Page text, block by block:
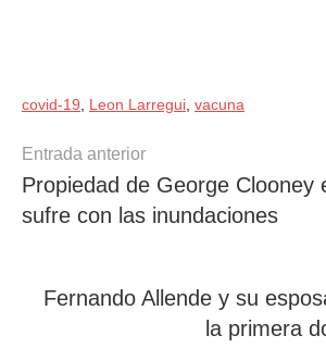
covid-19
Leon Larregui vacuna
Navegación
de
entradas
Entrada anterior
Propiedad de George Clooney
sufre con las inundaciones
Fernando Allende y su
la primera